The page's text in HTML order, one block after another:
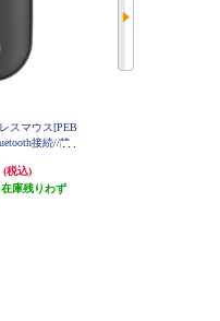
スマウス[PEB
接続//静
(税込)
庫残りわず